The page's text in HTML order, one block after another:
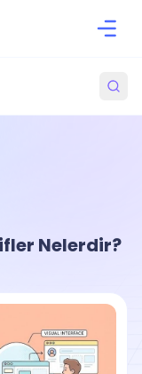
Nelerdir?